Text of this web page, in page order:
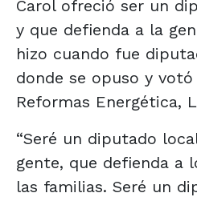
Carol ofreció ser un
y que defienda a la
hizo cuando fue
donde se opuso y
Reformas Energética,
“Seré un diputado
gente, que defienda a
las familias. Seré un